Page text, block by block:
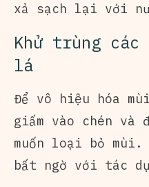
xả sạch lại với
Khử trùng
lá
Để vô hiệu hóa
giấm vào chén và
muốn loại bỏ mùi.
bất ngờ với tác